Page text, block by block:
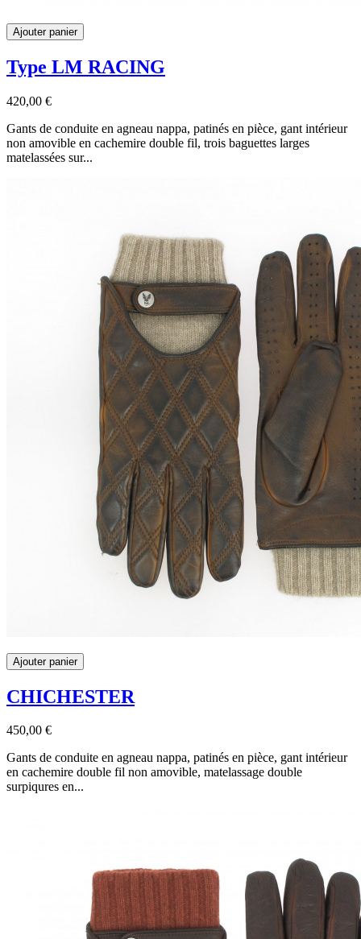
Ajouter panier
Type LM RACING
420,00 €
Gants de conduite en agneau nappa, patinés en pièce, gant intérieur
non amovible en cachemire double fil, trois baguettes larges
matelassées sur...
Ajouter panier
CHICHESTER
450,00 €
Gants de conduite en agneau nappa, patinés en pièce, gant intérieur
en cachemire double fil non amovible, matelassage double
surpiqures en...